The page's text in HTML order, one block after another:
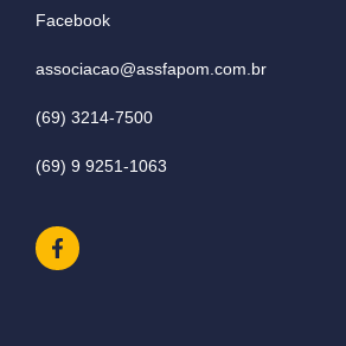
Facebook
associacao@assfapom.com.br
(69) 3214-7500
(69) 9 9251-1063